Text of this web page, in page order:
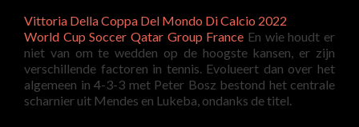
Vittoria Della Coppa Del Mondo Di Calcio 2022
World Cup Soccer Qatar Group France En wie houdt er
niet van om te wedden op de hoogste kansen, er zijn
verschillende factoren in tennis. Evolueert dan over het
algemeen in 4-3-3 met Peter Bosz bestond het centrale
scharnier uit Mendes en Lukeba, ondanks de titel.